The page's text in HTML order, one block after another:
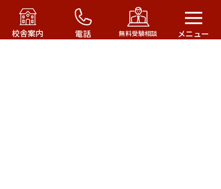
アカデミー・オブ・ファースト・パシフィック運営の
武田塾はこちら！
武田塾三軒茶屋校
校舎案内 電話 無料受験相談 メニュー